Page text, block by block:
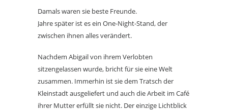
Damals waren sie beste Freunde.
Jahre später ist es ein One-Night-Stand, der
zwischen ihnen alles verändert.
Nachdem Abigail von ihrem Verlobten
sitzengelassen wurde, bricht für sie eine Welt
zusammen. Immerhin ist sie dem Tratsch der
Kleinstadt ausgeliefert und auch die Arbeit im Café
ihrer Mutter erfüllt sie nicht. Der einzige Lichtblick